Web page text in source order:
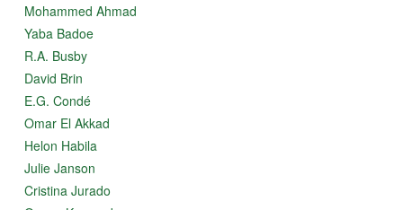
Mohammed Ahmad
Yaba Badoe
R.A. Busby
David Brin
E.G. Condé
Omar El Akkad
Helon Habila
Julie Janson
Cristina Jurado